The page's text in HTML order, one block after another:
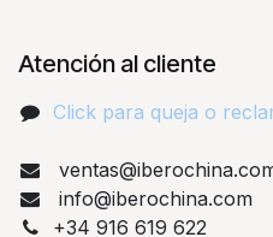
Atención al cliente
Click para queja o
info@iberochina.com
+34 916 619 622